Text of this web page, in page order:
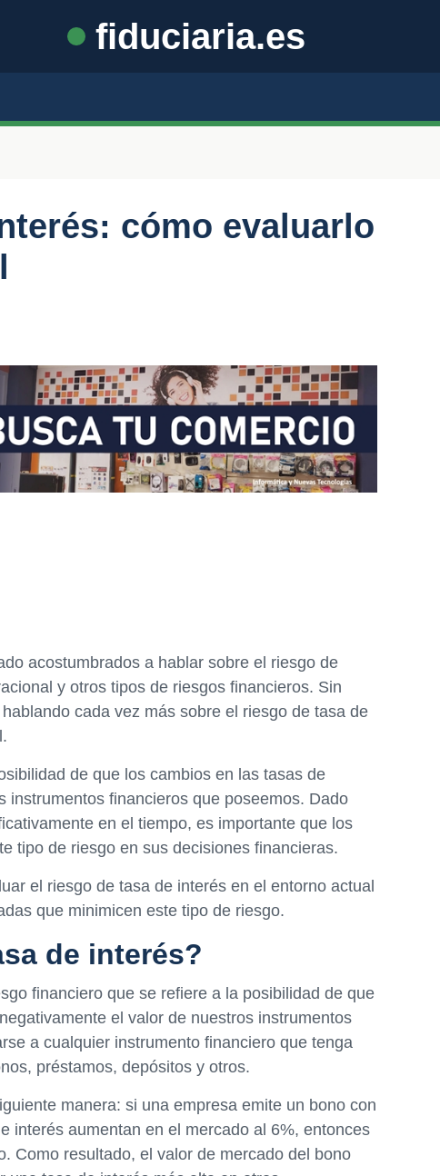
fiduciaria.es
cómo evaluarlo
acostumbrados a hablar sobre el riesgo de
y otros tipos de riesgos financieros. Sin
cada vez más sobre el riesgo de tasa de
de que los cambios en las tasas de
instrumentos financieros que poseemos. Dado
en el tiempo, es importante que los
tipo de riesgo en sus decisiones financieras.
el riesgo de tasa de interés en el entorno actual
que minimicen este tipo de riesgo.
de interés?
financiero que se refiere a la posibilidad de que
el valor de nuestros instrumentos
a cualquier instrumento financiero que tenga
préstamos, depósitos y otros.
manera: si una empresa emite un bono con
interés aumentan en el mercado al 6%, entonces
Como resultado, el valor de mercado del bono